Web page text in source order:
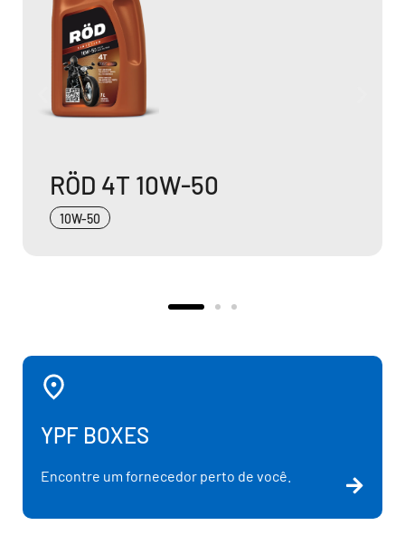
RÖD 4T 20W-50
20W-50
YPF BOXES
Encontre um fornecedor perto de você.